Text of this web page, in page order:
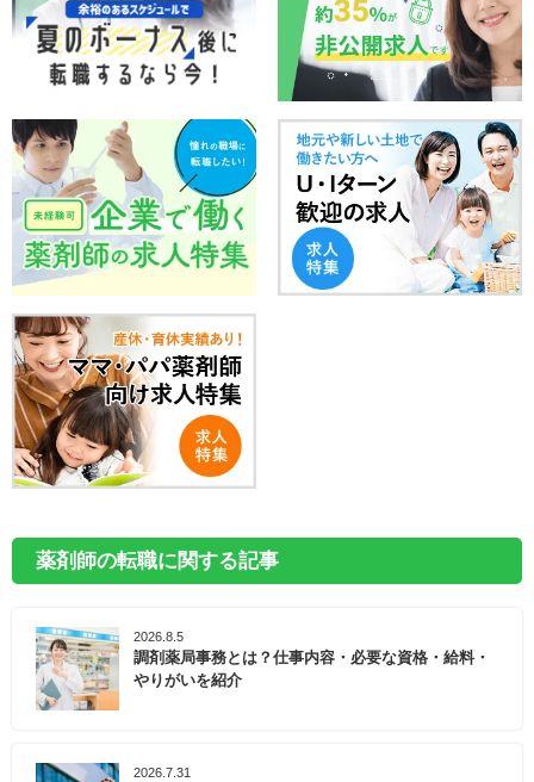
薬剤師の転職に関する記事
2026.8.5
調剤薬局事務とは？仕事内容・必要な資格・給料・
やりがいを紹介
2026.7.31